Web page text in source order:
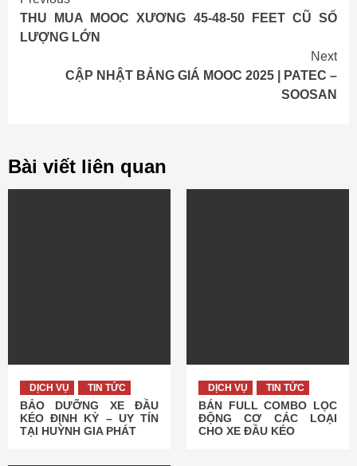
Reading
THU MUA MOOC XƯƠNG 45-48-50 FEET CŨ SỐ
LƯỢNG LỚN
Next
CẬP NHẬT BẢNG GIÁ MOOC 2025 | PATEC –
SOOSAN
Bài viết liên quan
DỊCH VỤ TIN TỨC
BẢO DƯỠNG XE ĐẦU
KÉO ĐỊNH KỲ – UY TÍN
TẠI HUỲNH GIA PHÁT
DỊCH VỤ TIN TỨC
BÁN FULL COMBO LỌC
ĐỘNG CƠ CÁC LOẠI
CHO XE ĐẦU KÉO